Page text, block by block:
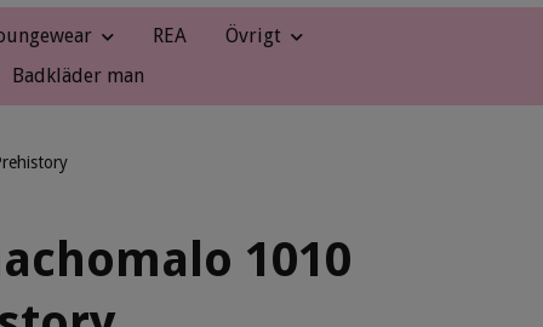
REA
Övrigt
Badkläder man
1010